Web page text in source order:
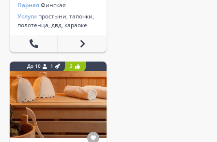
Парная Финская
Услуги простыни, тапочки,
полотенца, двд, караоке
До 10 1 3